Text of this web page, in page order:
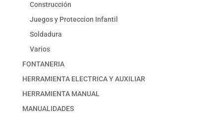
Construcción
Juegos y Proteccion Infantil
Soldadura
Varios
FONTANERIA
HERRAMIENTA ELECTRICA Y AUXILIAR
HERRAMIENTA MANUAL
MANUALIDADES